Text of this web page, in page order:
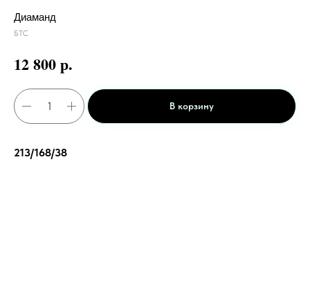
Диаманд
БТС
12 800р.
В корзину
213/168/38